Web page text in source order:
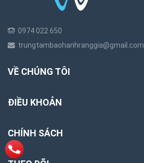
0974 022 650
trungtambaohanhranggia@gmail.com
VỀ CHÚNG TÔI
ĐIỀU KHOẢN
CHÍNH SÁCH